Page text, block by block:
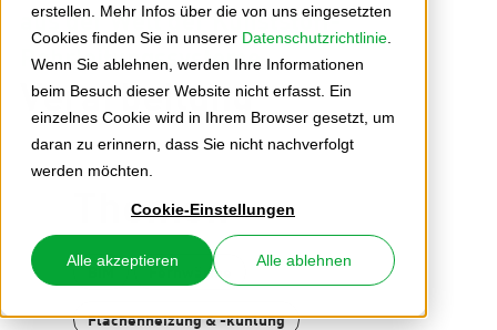
erstellen. Mehr Infos über die von uns eingesetzten
Cookies finden Sie in unserer Datenschutzrichtlinie
Wenn Sie ablehnen, werden Ihre Informationen
beim Besuch dieser Website nicht erfasst. Ein
einzelnes Cookie wird in Ihrem Browser gesetzt, um
daran zu erinnern, dass Sie nicht nachverfolgt
werden möchten.
Cookie-Einstellungen
Alle akzeptieren Alle ablehnen
aus der Welt der Kunststoff-
Rohrleitungssysteme
Verarbeitung
Themen
BIM Fernwärme
Flächenheizung & -kühlung